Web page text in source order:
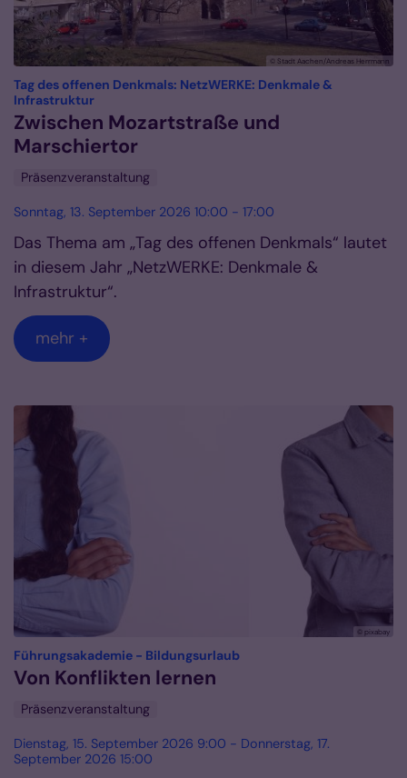
© Stadt Aachen/Andreas Herrmann
Tag des offenen Denkmals: NetzWERKE: Denkmale &
Infrastruktur:
Zwischen Mozartstraße und
Marschiertor
Präsenzveranstaltung
Sonntag, 13. September 2026 10:00 - 17:00
Das Thema am „Tag des offenen Denkmals“ lautet
in diesem Jahr „NetzWERKE: Denkmale &
Infrastruktur“.
mehr +
© pixabay
Führungsakademie - Bildungsurlaub:
Von Konflikten lernen
Präsenzveranstaltung
Dienstag, 15. September 2026 9:00 - Donnerstag, 17.
September 2026 15:00